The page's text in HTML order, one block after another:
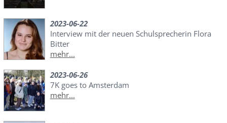
2023-06-22
Interview mit der neuen Schulsprecherin Flora
Bitter
mehr...
2023-06-26
7K goes to Amsterdam
mehr...